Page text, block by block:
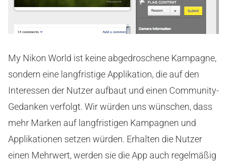
My Nikon World ist keine abgedroschene Kampagne,
sondern eine langfristige Applikation, die auf den
Interessen der Nutzer aufbaut und einen Community-
Gedanken verfolgt. Wir würden uns wünschen, dass
mehr Marken auf langfristigen Kampagnen und
Applikationen setzen würden. Erhalten die Nutzer
einen Mehrwert, werden sie die App auch regelmäßig